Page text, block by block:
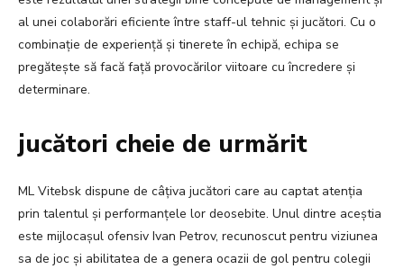
al unei colaborări eficiente între staff-ul tehnic și jucători. Cu o
combinație de experiență și tinerete în echipă, echipa se
pregătește să facă față provocărilor viitoare cu încredere și
determinare.
jucători cheie de urmărit
ML Vitebsk dispune de câțiva jucători care au captat atenția
prin talentul și performanțele lor deosebite. Unul dintre aceștia
este mijlocașul ofensiv Ivan Petrov, recunoscut pentru viziunea
sa de joc și abilitatea de a genera ocazii de gol pentru colegii